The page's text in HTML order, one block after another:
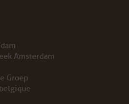
BOND
Amsterdam
Groep